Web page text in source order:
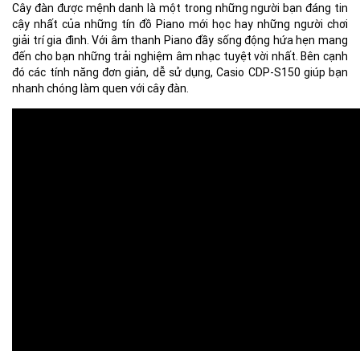
Cây đàn được mệnh danh là một trong những người bạn đáng tin
cậy nhất của những tín đồ Piano mới học hay những người chơi
giải trí gia đình. Với âm thanh Piano đầy sống động hứa hẹn mang
đến cho bạn những trải nghiệm âm nhạc tuyệt vời nhất. Bên cạnh
đó các tính năng đơn giản, dễ sử dụng, Casio CDP-S150 giúp bạn
nhanh chóng làm quen với cây đàn.